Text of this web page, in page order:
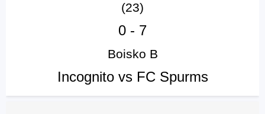
(23)
0 - 7
Boisko B
Incognito vs FC Spurms